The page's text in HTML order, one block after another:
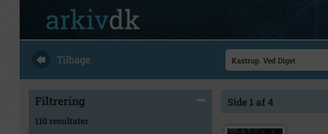
Tilbage
Filtrering
110 resultater
Side 1 af 4